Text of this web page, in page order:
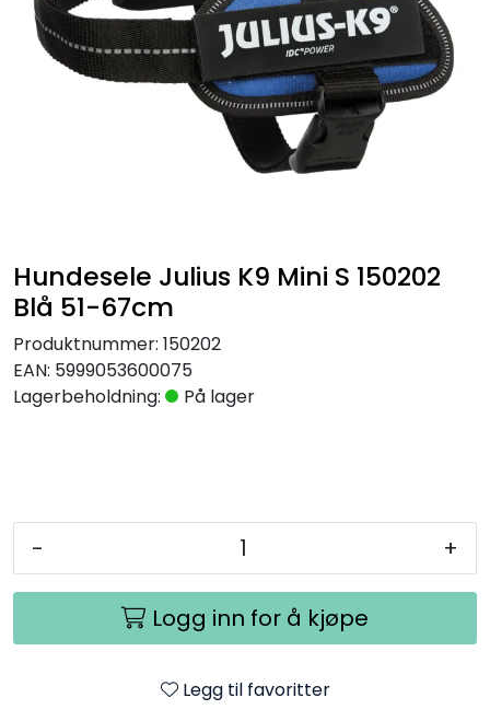
Hundesele Julius K9 Mini S 150202
Blå 51-67cm
Produktnummer: 150202
EAN: 5999053600075
Lagerbeholdning:
På lager
- +
Logg inn for å kjøpe
Legg til favoritter